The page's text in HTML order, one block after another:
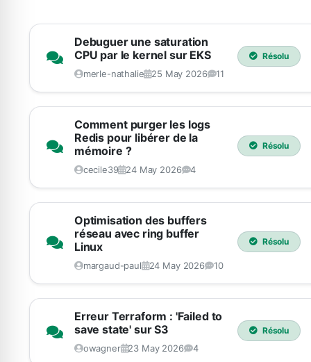
Debuguer une saturation
CPU par le kernel sur EKS
merle-nathalie 25 May 2026 11
Résolu
Comment purger les logs
Redis pour libérer de la
mémoire ?
cecile39 24 May 2026 4
Résolu
Optimisation des buffers
réseau avec ring buffer
Linux
margaud-paul 24 May 2026 10
Résolu
Erreur Terraform : 'Failed to
save state' sur S3
owagner 23 May 2026 4
Résolu